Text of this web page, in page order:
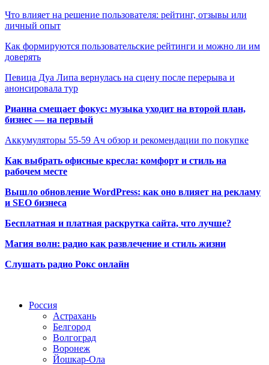
Что влияет на решение пользователя: рейтинг, отзывы или
личный опыт
Как формируются пользовательские рейтинги и можно ли им
доверять
Певица Дуа Липа вернулась на сцену после перерыва и
анонсировала тур
Рианна смещает фокус: музыка уходит на второй план,
бизнес — на первый
Аккумуляторы 55-59 Ач обзор и рекомендации по покупке
Как выбрать офисные кресла: комфорт и стиль на
рабочем месте
Вышло обновление WordPress: как оно влияет на рекламу
и SEO бизнеса
Бесплатная и платная раскрутка сайта, что лучше?
Магия волн: радио как развлечение и стиль жизни
Слушать радио Рокс онлайн
Россия
Астрахань
Белгород
Волгоград
Воронеж
Йошкар-Ола